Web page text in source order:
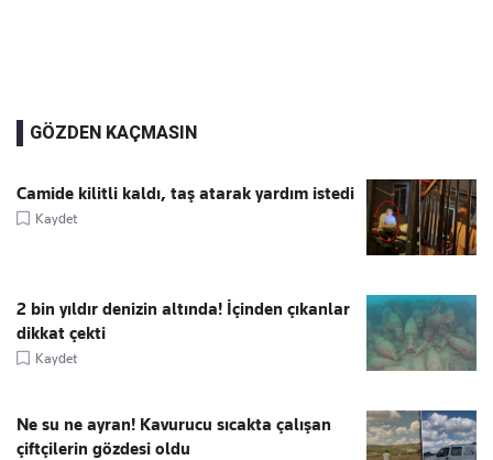
GÖZDEN KAÇMASIN
Camide kilitli kaldı, taş atarak yardım istedi
Kaydet
2 bin yıldır denizin altında! İçinden çıkanlar
dikkat çekti
Kaydet
Ne su ne ayran! Kavurucu sıcakta çalışan
çiftçilerin gözdesi oldu